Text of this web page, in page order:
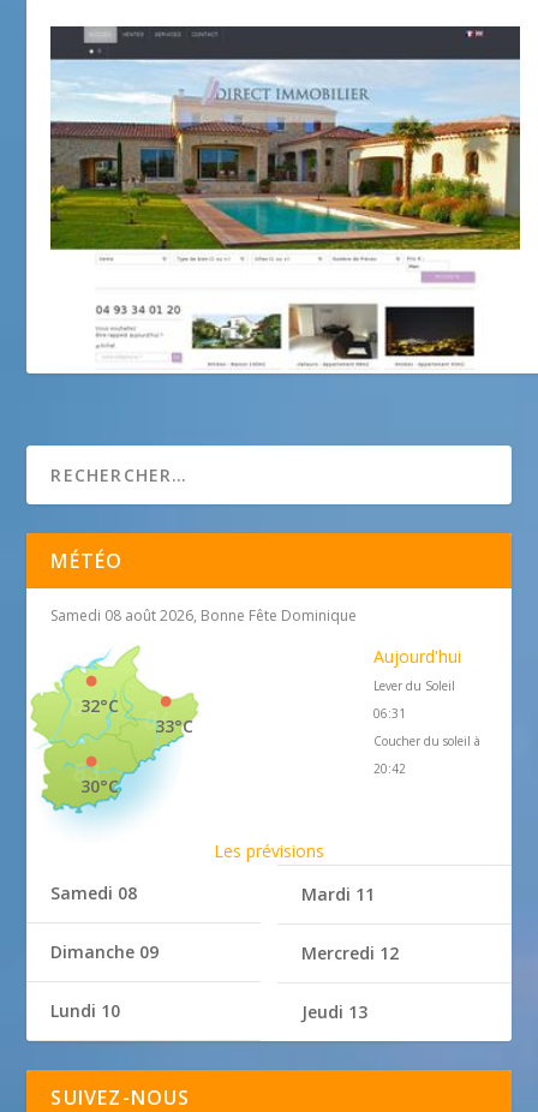
MÉTÉO
Samedi 08 août 2026, Bonne Fête Dominique
33°C
32°C
30°C
Aujourd'hui
Lever du Soleil
06:31
Coucher du soleil à
20:42
Les prévisions
Samedi 08
Dimanche 09
Lundi 10
Mardi 11
Mercredi 12
Jeudi 13
SUIVEZ-NOUS